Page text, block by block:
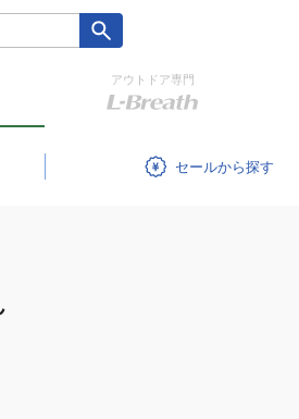
アウトドア専門
セール